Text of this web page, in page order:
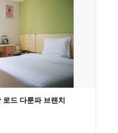
드 다룬파 브랜치